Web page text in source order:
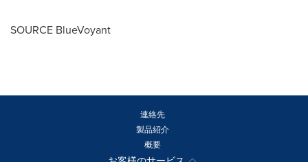
SOURCE BlueVoyant
連絡先
製品紹介
概要